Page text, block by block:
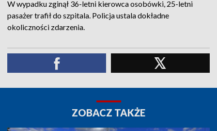
W wypadku zginął 36-letni kierowca osobówki, 25-letni
pasażer trafił do szpitala. Policja ustala dokładne
okoliczności zdarzenia.
ZOBACZ TAKŻE